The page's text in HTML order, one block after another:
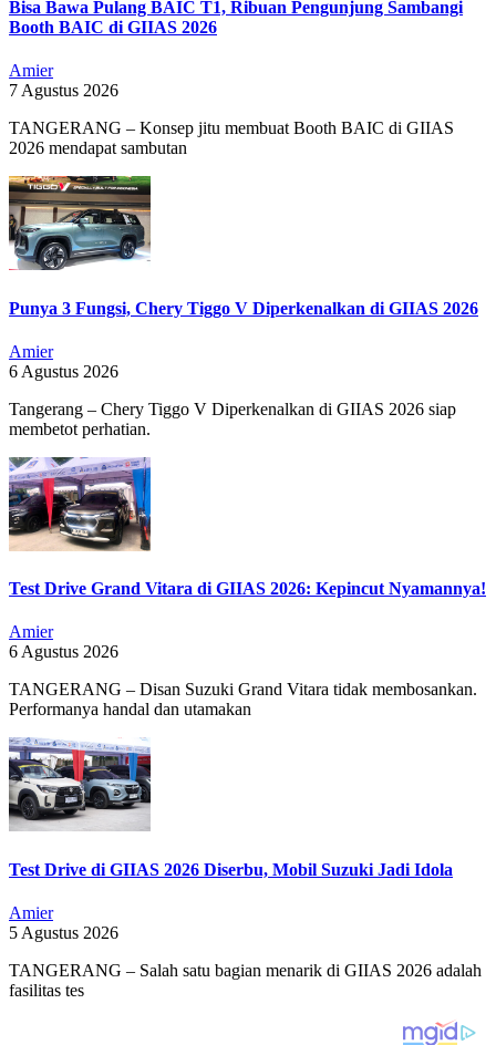
Bisa Bawa Pulang BAIC T1, Ribuan Pengunjung Sambangi
Booth BAIC di GIIAS 2026
Amier
7 Agustus 2026
TANGERANG – Konsep jitu membuat Booth BAIC di GIIAS
2026 mendapat sambutan
Punya 3 Fungsi, Chery Tiggo V Diperkenalkan di GIIAS 2026
Amier
6 Agustus 2026
Tangerang – Chery Tiggo V Diperkenalkan di GIIAS 2026 siap
membetot perhatian.
Test Drive Grand Vitara di GIIAS 2026: Kepincut Nyamannya!
Amier
6 Agustus 2026
TANGERANG – Disan Suzuki Grand Vitara tidak membosankan.
Performanya handal dan utamakan
Test Drive di GIIAS 2026 Diserbu, Mobil Suzuki Jadi Idola
Amier
5 Agustus 2026
TANGERANG – Salah satu bagian menarik di GIIAS 2026 adalah
fasilitas tes